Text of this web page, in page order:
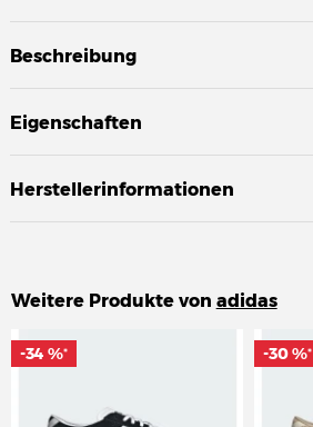
Beschreibung
Eigenschaften
Herstellerinformationen
Weitere Produkte von adidas
-34 %*
-34 %* -30 %*
-30 %*